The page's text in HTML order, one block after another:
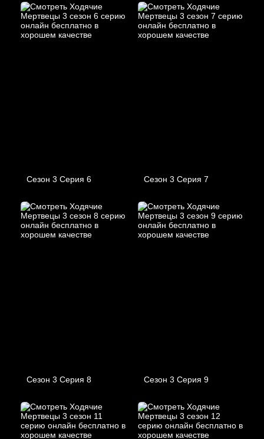
Сезон 3 Серия 6 Сезон 3 Серия 7
Сезон 3 Серия 8 Сезон 3 Серия 9